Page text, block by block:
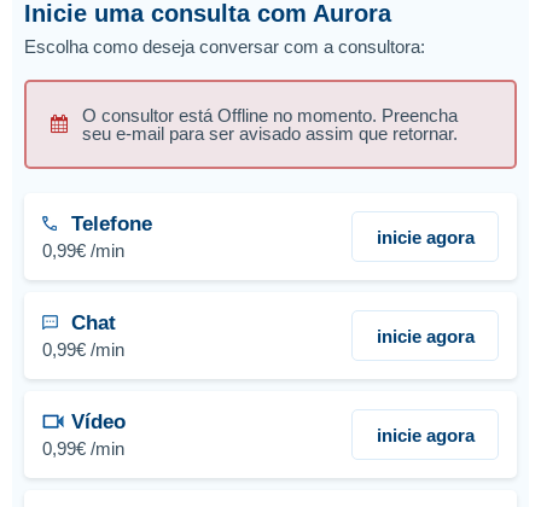
Inicie uma consulta com Aurora
Escolha como deseja conversar com a consultora:
O consultor está Offline no momento. Preencha
seu e-mail para ser avisado assim que retornar.
Telefone
0,99€ /min
inicie agora
Chat
0,99€ /min
inicie agora
Vídeo
0,99€ /min
inicie agora